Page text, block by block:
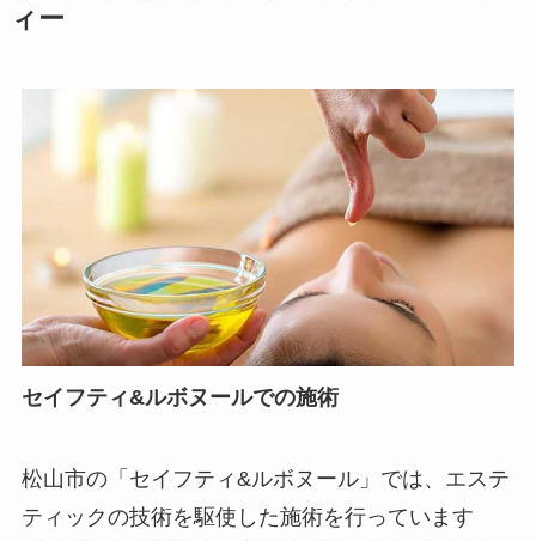
ィー
セイフティ&ルボヌールでの施術
松山市の「セイフティ&ルボヌール」では、エステ
ティックの技術を駆使した施術を行っています